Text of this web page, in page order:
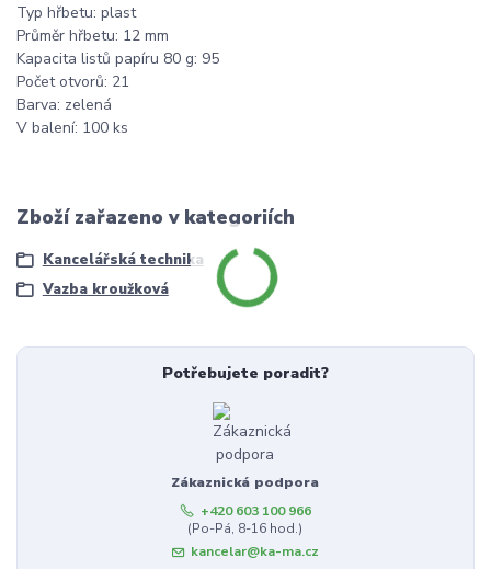
Typ hřbetu: plast
Průměr hřbetu: 12 mm
Kapacita listů papíru 80 g: 95
Počet otvorů: 21
Barva: zelená
V balení: 100 ks
Zboží zařazeno v kategoriích
Kancelářská technika
Vazba kroužková
Potřebujete poradit?
Zákaznická podpora
+420 603 100 966
(Po-Pá, 8-16 hod.)
kancelar@ka-ma.cz